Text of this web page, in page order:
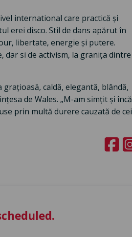
international care practică și
erei disco. Stil de dans apărut în
libertate, energie și putere.
dar si de activism, la granița dintre
caldă, elegantă, blândă,
de Wales. „M-am simțit și încă
prin multă durere cauzată de cei